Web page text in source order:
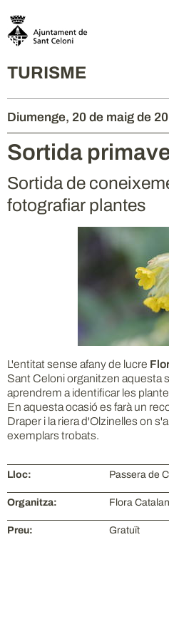
TURISME
Diumenge, 20 de maig de
Sortida
Sortida de
fotografiar plantes
L'entitat sense afany de lucre
Sant Celoni organitzen aquesta
aprendrem a identificar les
En aquesta ocasió es farà un
Draper i la riera d'Olzinelles on
exemplars trobats.
Lloc: Passera de
Organitza: Flora
Preu: Gratuït